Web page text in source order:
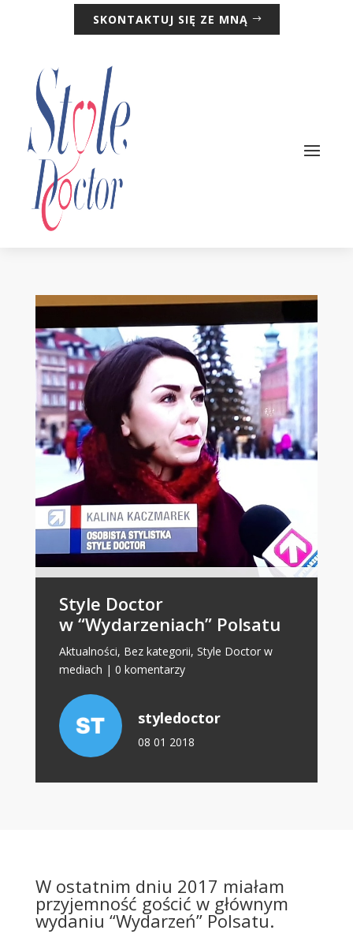
SKONTAKTUJ SIĘ ZE MNĄ
Style Doctor
w “Wydarzeniach” Polsatu
Aktualności, Bez kategorii, Style Doctor w
mediach | 0 komentarzy
styledoctor
08 01 2018
W ostatnim dniu 2017 miałam
przyjemność gościć w głównym
wydaniu “Wydarzeń” Polsatu.